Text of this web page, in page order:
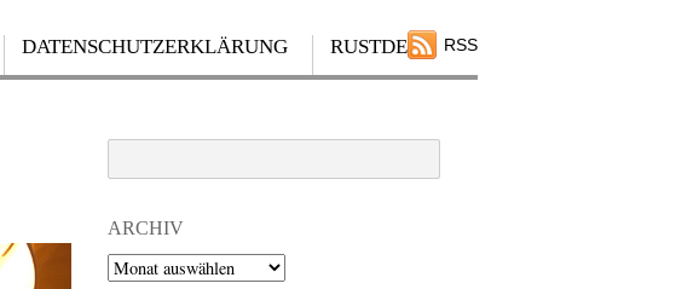
RSS
DATENSCHUTZERKLÄRUNG RUSTDESK
ARCHIV
Archiv